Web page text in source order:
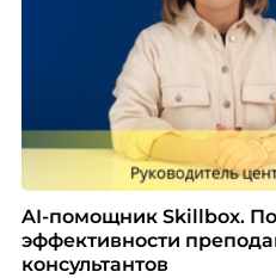
AI-помощник Skillbox.
эффективности
консультантов